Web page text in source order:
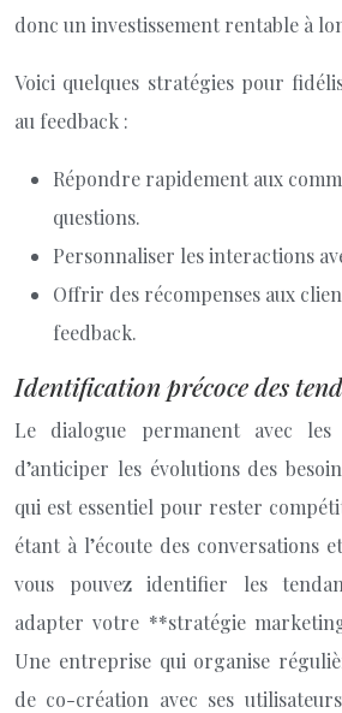
donc un investissement rentable à
Voici quelques stratégies pour
au feedback :
Répondre rapidement aux
questions.
Personnaliser les interactions
Offrir des récompenses aux
feedback.
Identification précoce des
Le dialogue permanent avec
d’anticiper les évolutions des
qui est essentiel pour rester
étant à l’écoute des conversations
vous pouvez identifier les
adapter votre **stratégie
Une entreprise qui organise
de co-création avec ses